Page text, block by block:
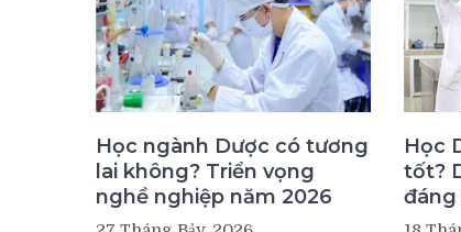
Học ngành Dược có tương
lai không? Triển vọng
nghề nghiệp năm 2026
Học
tốt?
đáng